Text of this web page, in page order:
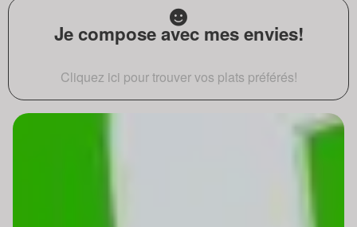
Je compose avec mes envies!
Cliquez ici pour trouver vos plats préférés!